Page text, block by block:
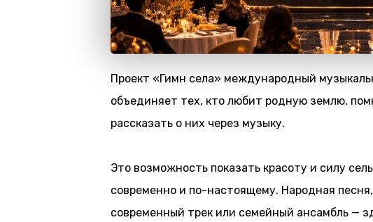
Проект «Гимн села» международный
объединяет тех, кто любит родную землю,
рассказать о них через музыку.
Это возможность показать красоту и силу
современно и по-настоящему. Народная
современный трек или семейный ансамбль —